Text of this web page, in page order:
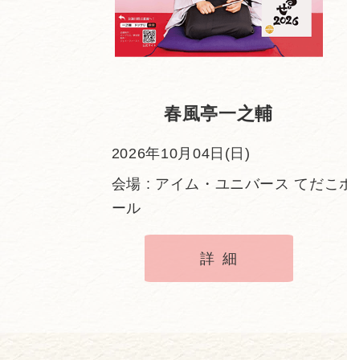
春風亭一之輔
2026年10月04日(日)
会場 : アイム・ユニバース てだこ
ール
詳細